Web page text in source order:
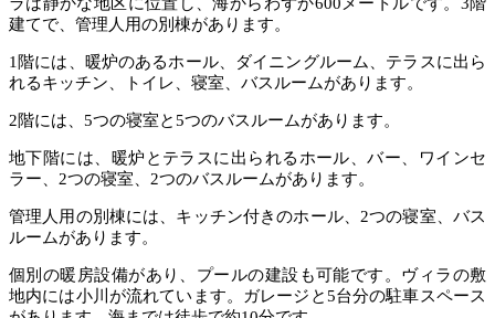
建てで、管理人用の別棟があります。
1階には、暖炉のあるホール、ダイニングルーム、テラスに出ら
れるキッチン、トイレ、寝室、バスルームがあります。
2階には、5つの寝室と5つのバスルームがあります。
地下階には、暖炉とテラスに出られるホール、バー、ワインセ
ラー、2つの寝室、2つのバスルームがあります。
管理人用の別棟には、キッチン付きのホール、2つの寝室、バス
ルームがあります。
個別の暖房設備があり、プールの建設も可能です。ヴィラの敷
地内には小川が流れています。ガレージと5台分の駐車スペース